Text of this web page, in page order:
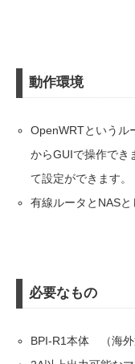
動作環境
OpenWRTというル
からGUIで操作でき
て設定ができます。
有線ルータとNASと
必要なもの
BPI-R1本体 （海外